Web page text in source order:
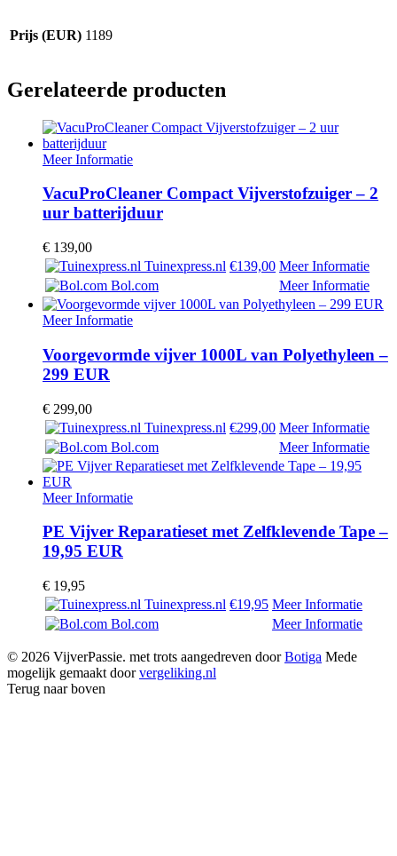
Prijs (EUR) 1189
Gerelateerde producten
Meer Informatie
VacuProCleaner Compact Vijverstofzuiger – 2
uur batterijduur
€ 139,00
Tuinexpress.nl €139,00 Meer Informatie
Bol.com
Meer Informatie
Meer Informatie
Voorgevormde vijver 1000L van Polyethyleen –
299 EUR
€ 299,00
Tuinexpress.nl €299,00 Meer Informatie
Bol.com
Meer Informatie
Meer Informatie
PE Vijver Reparatieset met Zelfklevende Tape –
19,95 EUR
€ 19,95
Tuinexpress.nl €19,95 Meer Informatie
Bol.com
Meer Informatie
© 2026 VijverPassie. met trots aangedreven doorBotiga Mede
mogelijk gemaakt doorvergeliking.nl
Terug naar boven